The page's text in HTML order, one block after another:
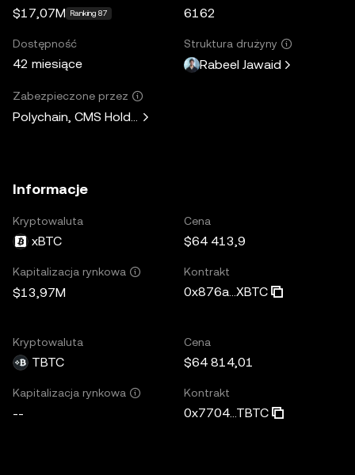
$17,07M Ranking 87 6162
Dostępność
42 miesiące
Struktura drużyny
Rabeel Jawaid
Zabezpieczone przez
Polychain, CMS Holdings, Wintermute, Hypersphere
Informacje
Kryptowaluta
xBTC
Cena
$64 413,9
Kapitalizacja rynkowa
$13,97M
Kontrakt
0x876a...XBTC
Kryptowaluta
TBTC
Cena
$64 814,01
Kapitalizacja rynkowa
--
Kontrakt
0x7704...TBTC